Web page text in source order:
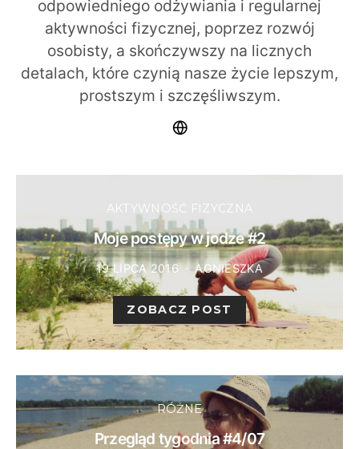
odpowiedniego odżywiania i regularnej
aktywności fizycznej, poprzez rozwój
osobisty, a skończywszy na licznych
detalach, które czynią nasze życie lepszym,
prostszym i szczęśliwszym.
AKTYWNOŚĆ FIZYCZNA
Moje postępy w jodze #2
19 LIPCA 2016 AGNIESZKA
ZOBACZ POST
RÓŻNE
Przegląd tygodnia #4/07